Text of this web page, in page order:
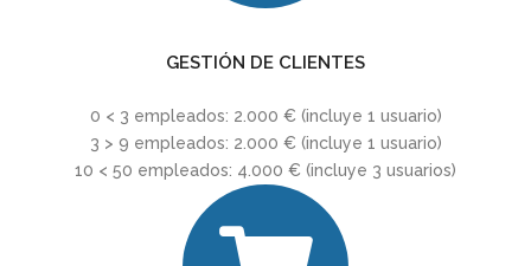
GESTIÓN DE CLIENTES
0 < 3 empleados: 2.000 € (incluye 1 usuario)
3 > 9 empleados: 2.000 € (incluye 1 usuario)
10 < 50 empleados: 4.000 € (incluye 3 usuarios)